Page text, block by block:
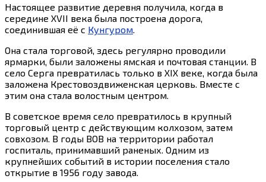
Настоящее развитие деревня получила, когда в
середине XVII века была построена дорога,
соединившая её с Кунгуром
Она стала торговой, здесь регулярно проводили
ярмарки, были заложены ямская и почтовая станции. В
село Серга превратилась только в XIX веке, когда была
заложена Крестовоздвиженская церковь. Вместе с
этим она стала волостным центром.
В советское время село превратилось в крупный
торговый центр с действующим колхозом, затем
совхозом. В годы ВОВ на территории работал
госпиталь, принимавший раненых. Одним из
крупнейших событий в истории поселения стало
открытие в 1956 году завода.